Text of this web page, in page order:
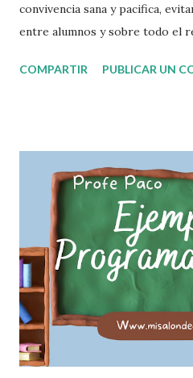
convivencia sana y pacifica,
entre alumnos y sobre todo el
normas con responsabilidad en
pequeños, entiendan, analizan
responsabilidades que conlleva
continuación les compartimos
de salón de clases: 1. Cumplo
Cuidado mi higiene personal.
hablar. 4. Pido permiso para
basura en su lugar. 6. Cumplo
COMPARTIR PUBLICAR UN